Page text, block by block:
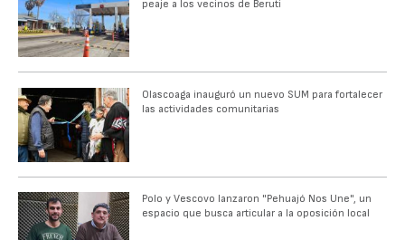
peaje a los vecinos de Beruti
Olascoaga inauguró un nuevo SUM para fortalecer
las actividades comunitarias
Polo y Vescovo lanzaron "Pehuajó Nos Une", un
espacio que busca articular a la oposición local